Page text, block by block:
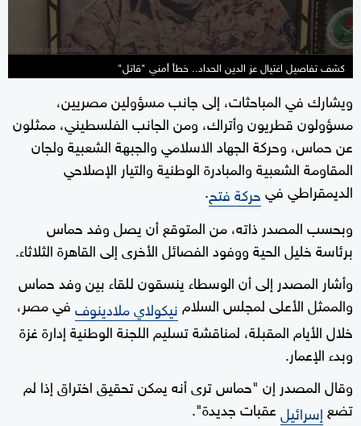
كشف تفاصيل اغتيال عز الدين الحداد.. خطأ أمني "قاتل"
ويشارك في المباحثات، إلى جانب مسؤولين مصريين،
مسؤولون قطريون وأتراك، ومن الجانب الفلسطيني، ممثلون
عن حماس، وحركة الجهاد الاسلامي والجبهة الشعبية ولجان
المقاومة الشعبية والمبادرة الوطنية والتيار الإصلاحي
الديمقراطي فيحركة فتح.
وبحسب المصدر ذاته، من المتوقع أن يصل وفد حماس
برئاسة خليل الحية ووفود الفصائل الأخرى إلى القاهرة الثلاثاء.
وأشار المصدر إلى أن الوسطاء ينسقون للقاء بين وفد حماس
والممثل الأعلى لمجلس السلام نيكولاي ملادينوففي مصر،
خلال الأيام المقبلة، لمناقشة تسليم اللجنة الوطنية إدارة غزة
وبدء الإعمار.
وقال المصدر إن "حماس ترى أنه يمكن تحقيق اختراق إذا لم
تضع إسرائيلعقبات جديدة".